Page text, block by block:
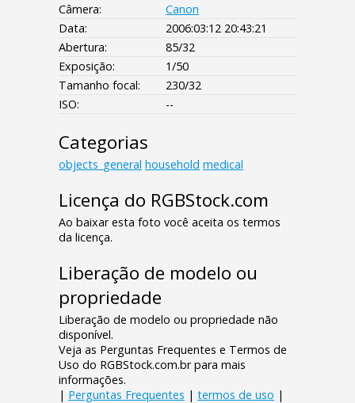
Câmera:
Canon
Data:
2006:03:12 20:43:21
Abertura:
85/32
Exposição:
1/50
Tamanho focal:
230/32
ISO:
--
Categorias
objects_general household medical
Licença do RGBStock.com
Ao baixar esta foto você aceita os termos
da licença.
Liberação de modelo ou
propriedade
Liberação de modelo ou propriedade não
disponível.
Veja as Perguntas Frequentes e Termos de
Uso do RGBStock.com.br para mais
informações.
| Perguntas Frequentes | termos de uso |